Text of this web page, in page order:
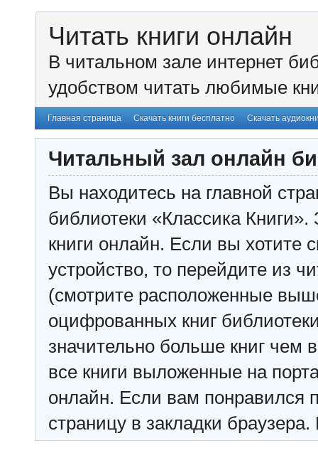
Читать книги онлайн
В читальном зале интернет
удобством читать любимые
Главная страница Скачать книги бесплатно Скачать
Читальный зал онлайн
Вы находитесь на главной
библиотеки «Классика
книги онлайн. Если вы хотите
устройство, то перейдите из
(смотрите расположенные
оцифрованных книг
значительно больше книг чем
все книги выложенные на
онлайн. Если вам понравился
страницу в закладки